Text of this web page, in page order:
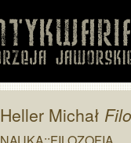
Heller Michał